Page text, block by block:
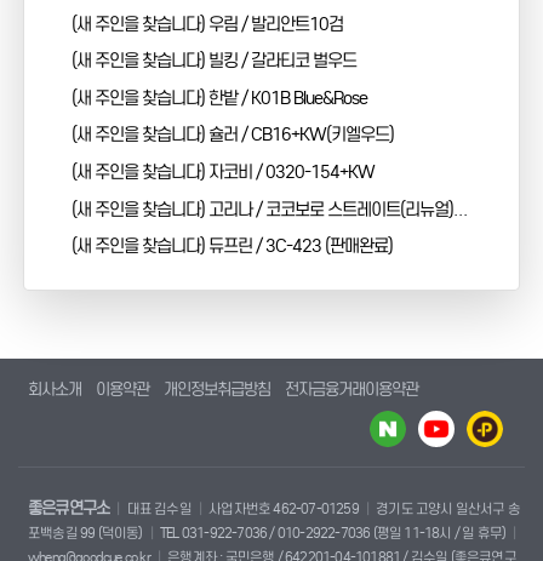
(새 주인을 찾습니다) 우림 / 발리안트10검
(새 주인을 찾습니다) 빌킹 / 갈라티코 벌우드
(새 주인을 찾습니다) 한밭 / K01B Blue&Rose
(새 주인을 찾습니다) 슐러 / CB16+KW(키엘우드)
(새 주인을 찾습니다) 자코비 / 0320-154+KW
(새 주인을 찾습니다) 고리나 / 코코보로 스트레이트(리뉴얼)-판매완료
(새 주인을 찾습니다) 듀프린 / 3C-423 (판매완료)
회사소개 이용약관 개인정보취급방침 전자금융거래이용약관
좋은큐연구소 대표 김수일 사업자번호 462-07-01259
경기도 고양시 일산서구 송
포백송길 99 (덕이동)
TEL 031-922-7036 / 010-2922-7036 (평일 11-18시 / 일 휴무)
wheng@goodcue.co.kr
은행계좌 : 국민은행 / 642201-04-101881 / 김수일 (좋은큐연구